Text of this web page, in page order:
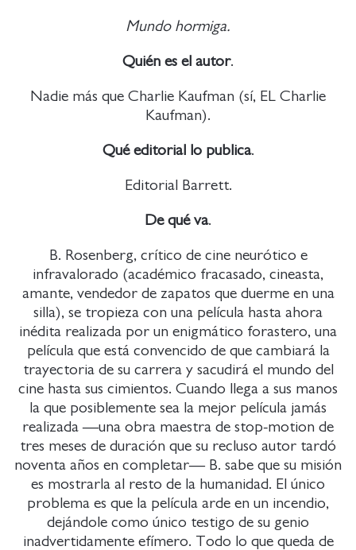
Mundo hormiga.
Quién es el autor.
Nadie más que Charlie Kaufman (sí, EL Charlie
Kaufman).
Qué editorial lo publica.
Editorial Barrett.
De qué va.
B. Rosenberg, crítico de cine neurótico e
infravalorado (académico fracasado, cineasta,
amante, vendedor de zapatos que duerme en una
silla), se tropieza con una película hasta ahora
inédita realizada por un enigmático forastero, una
película que está convencido de que cambiará la
trayectoria de su carrera y sacudirá el mundo del
cine hasta sus cimientos. Cuando llega a sus manos
la que posiblemente sea la mejor película jamás
realizada —una obra maestra de stop-motion de
tres meses de duración que su recluso autor tardó
noventa años en completar— B. sabe que su misión
es mostrarla al resto de la humanidad. El único
problema es que la película arde en un incendio,
dejándole como único testigo de su genio
inadvertidamente efímero. Todo lo que queda de